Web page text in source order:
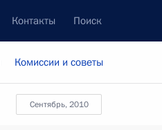
Контакты Поиск
Комиссии и советы
сентябрь, 2010